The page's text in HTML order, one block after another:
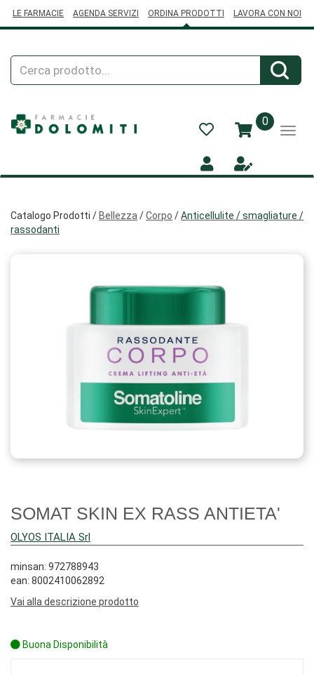
LE FARMACIE AGENDA SERVIZI ORDINA PRODOTTI LAVORA CON NOI
Cerca
Prodotto
0prodotti
inseriti
Catalogo Prodotti / Bellezza /Corpo /Anticellulite / smagliature /
rassodanti
SOMAT SKIN EX RASS ANTIETA'
OLYOS ITALIA Srl
minsan: 972788943
ean: 8002410062892
Vai alla descrizione prodotto
Buona Disponibilità